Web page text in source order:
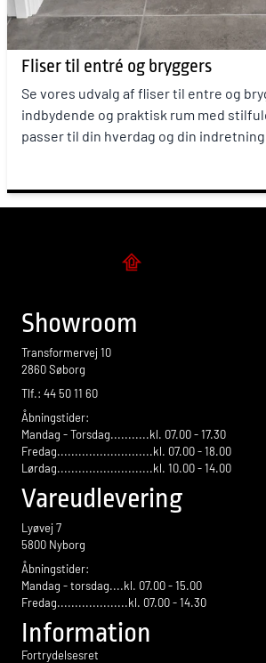
Fliser til entré og bryggers
Se vores udvalg af fliser til entre og
indbydende og praktisk rum med
passer til din hverdag og din indretning.
Showroom
Transformervej 10
2860 Søborg
Tlf.: 44 50 11 60
Åbningstider:
Mandag - Torsdag...........kl. 07.00 - 17.30
Fredag...........................kl. 07.00 - 18.00
Lørdag...........................kl. 10.00 - 14.00
Vareudlevering
Lyøvej 7
5800 Nyborg
Åbningstider:
Mandag - torsdag....kl. 07.00 - 15.00
Fredag....................kl. 07.00 - 14.30
Information
Fortrydelsesret